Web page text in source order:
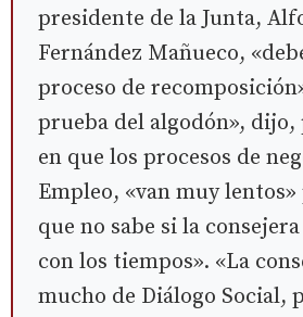
presidente de la Junta,
Fernández Mañueco,
proceso de
prueba del algodón»,
en que los procesos de
Empleo, «van muy
que no sabe si la
con los tiempos». «La
mucho de Diálogo Social,